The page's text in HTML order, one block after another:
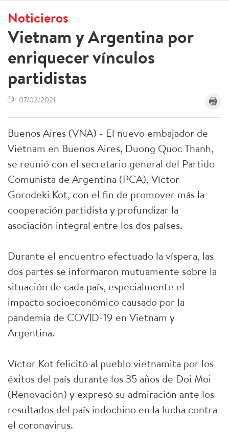
Noticieros
Vietnam y Argentina por
enriquecer vínculos
partidistas
07/02/2021
Buenos Aires (VNA) - El nuevo embajador de
Vietnam en Buenos Aires, Duong Quoc Thanh,
se reunió con el secretario general del Partido
Comunista de Argentina (PCA), Víctor
Gorodeki Kot, con el fin de promover más la
cooperación partidista y profundizar la
asociación integral entre los dos países.
Durante el encuentro efectuado la víspera, las
dos partes se informaron mutuamente sobre la
situación de cada país, especialmente el
impacto socioeconómico causado por la
pandemia de COVID-19 en Vietnam y
Argentina.
Víctor Kot felicitó al pueblo vietnamita por los
éxitos del país durante los 35 años de Doi Moi
(Renovación) y expresó su admiración ante los
resultados del país indochino en la lucha contra
el coronavirus.